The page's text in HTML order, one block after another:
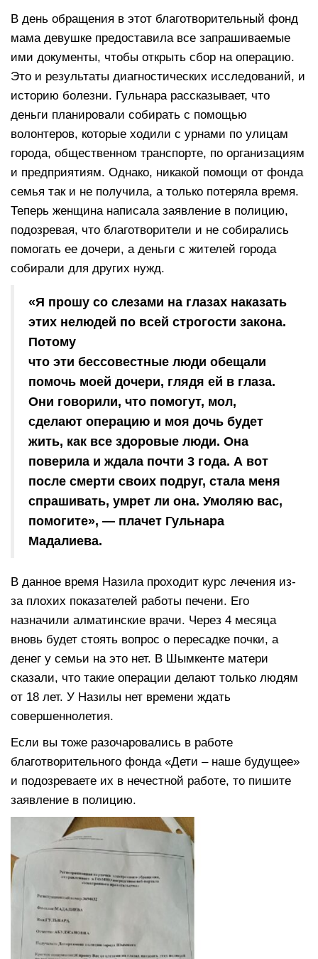
В день обращения в этот благотворительный фонд
мама девушке предоставила все запрашиваемые
ими документы, чтобы открыть сбор на операцию.
Это и результаты диагностических исследований, и
историю болезни. Гульнара рассказывает, что
деньги планировали собирать с помощью
волонтеров, которые ходили с урнами по улицам
города, общественном транспорте, по организациям
и предприятиям. Однако, никакой помощи от фонда
семья так и не получила, а только потеряла время.
Теперь женщина написала заявление в полицию,
подозревая, что благотворители и не собирались
помогать ее дочери, а деньги с жителей города
собирали для других нужд.
«Я прошу со слезами на глазах наказать
этих нелюдей по всей строгости закона.
Потому
что эти бессовестные люди обещали
помочь моей дочери, глядя ей в глаза.
Они говорили, что помогут, мол,
сделают операцию и моя дочь будет
жить, как все здоровые люди. Она
поверила и ждала почти 3 года. А вот
после смерти своих подруг, стала меня
спрашивать, умрет ли она. Умоляю вас,
помогите», — плачет Гульнара
Мадалиева.
В данное время Назила проходит курс лечения из-
за плохих показателей работы печени. Его
назначили алматинские врачи. Через 4 месяца
вновь будет стоять вопрос о пересадке почки, а
денег у семьи на это нет. В Шымкенте матери
сказали, что такие операции делают только людям
от 18 лет. У Назилы нет времени ждать
совершеннолетия.
Если вы тоже разочаровались в работе
благотворительного фонда «Дети – наше будущее»
и подозреваете их в нечестной работе, то пишите
заявление в полицию.